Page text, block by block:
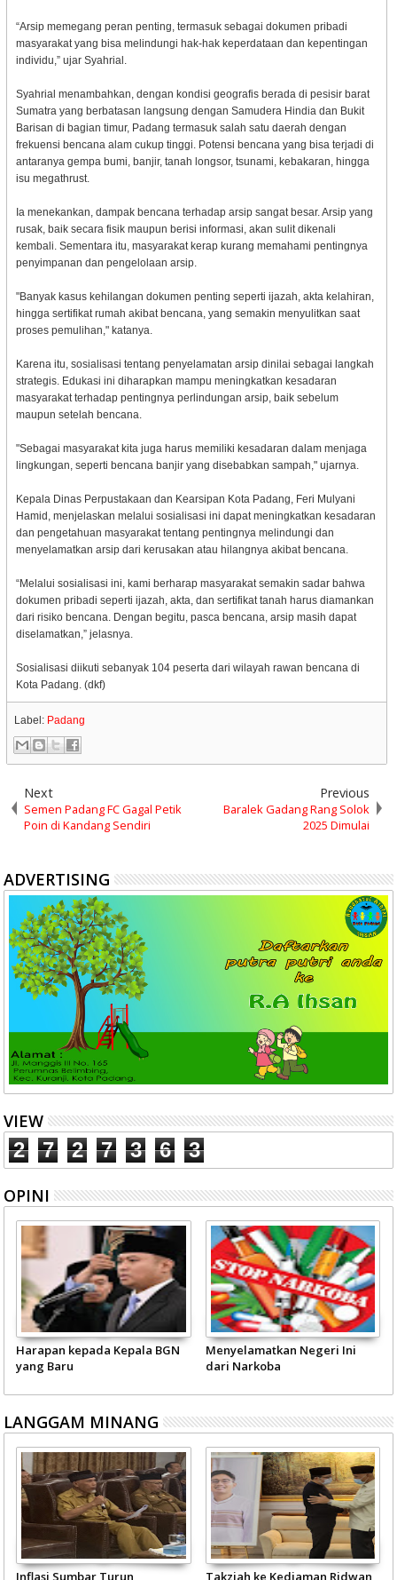
“Arsip memegang peran penting, termasuk sebagai dokumen pribadi
masyarakat yang bisa melindungi hak-hak keperdataan dan kepentingan
individu,” ujar Syahrial.
Syahrial menambahkan, dengan kondisi geografis berada di pesisir barat
Sumatra yang berbatasan langsung dengan Samudera Hindia dan Bukit
Barisan di bagian timur, Padang termasuk salah satu daerah dengan
frekuensi bencana alam cukup tinggi. Potensi bencana yang bisa terjadi di
antaranya gempa bumi, banjir, tanah longsor, tsunami, kebakaran, hingga
isu megathrust.
Ia menekankan, dampak bencana terhadap arsip sangat besar. Arsip yang
rusak, baik secara fisik maupun berisi informasi, akan sulit dikenali
kembali. Sementara itu, masyarakat kerap kurang memahami pentingnya
penyimpanan dan pengelolaan arsip.
"Banyak kasus kehilangan dokumen penting seperti ijazah, akta kelahiran,
hingga sertifikat rumah akibat bencana, yang semakin menyulitkan saat
proses pemulihan," katanya.
Karena itu, sosialisasi tentang penyelamatan arsip dinilai sebagai langkah
strategis. Edukasi ini diharapkan mampu meningkatkan kesadaran
masyarakat terhadap pentingnya perlindungan arsip, baik sebelum
maupun setelah bencana.
"Sebagai masyarakat kita juga harus memiliki kesadaran dalam menjaga
lingkungan, seperti bencana banjir yang disebabkan sampah," ujarnya.
Kepala Dinas Perpustakaan dan Kearsipan Kota Padang, Feri Mulyani
Hamid, menjelaskan melalui sosialisasi ini dapat meningkatkan kesadaran
dan pengetahuan masyarakat tentang pentingnya melindungi dan
menyelamatkan arsip dari kerusakan atau hilangnya akibat bencana.
“Melalui sosialisasi ini, kami berharap masyarakat semakin sadar bahwa
dokumen pribadi seperti ijazah, akta, dan sertifikat tanah harus diamankan
dari risiko bencana. Dengan begitu, pasca bencana, arsip masih dapat
diselamatkan,” jelasnya.
Sosialisasi diikuti sebanyak 104 peserta dari wilayah rawan bencana di
Kota Padang. (dkf)
Label: Padang
Next
Semen Padang FC Gagal Petik
Poin di Kandang Sendiri
Previous
Baralek Gadang Rang Solok
2025 Dimulai
ADVERTISING
VIEW
2 7 2 7 3 6 3
OPINI
Harapan kepada Kepala BGN
yang Baru
Menyelamatkan Negeri Ini
dari Narkoba
LANGGAM MINANG
Inflasi Sumbar Turun Takziah ke Kediaman Ridwan